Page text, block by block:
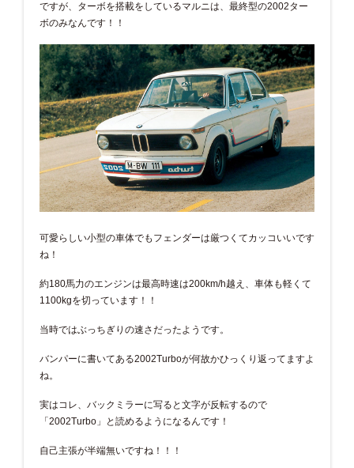
ですが、ターボを搭載をしているマルニは、最終型の2002ター
ボのみなんです！！
可愛らしい小型の車体でもフェンダーは厳つくてカッコいいです
ね！
約180馬力のエンジンは最高時速は200km/h越え、車体も軽くて
1100kgを切っています！！
当時ではぶっちぎりの速さだったようです。
バンパーに書いてある2002Turboが何故かひっくり返ってますよ
ね。
実はコレ、バックミラーに写ると文字が反転するので
「2002Turbo」と読めるようになるんです！
自己主張が半端無いですね！！！